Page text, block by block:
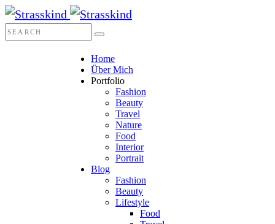
Home
Über Mich
Portfolio
Fashion
Beauty
Travel
Nature
Food
Interior
Portrait
Blog
Fashion
Beauty
Lifestyle
Food